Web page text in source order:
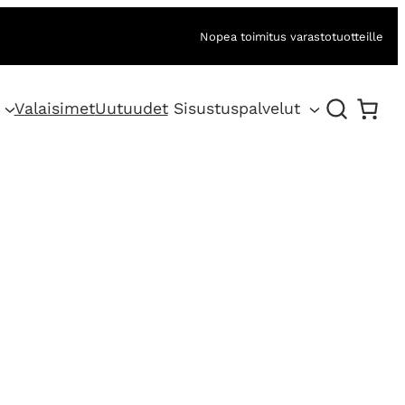
Nopea toimitus varastotuotteille
ValaisimetUutuudet Sisustuspalvelut